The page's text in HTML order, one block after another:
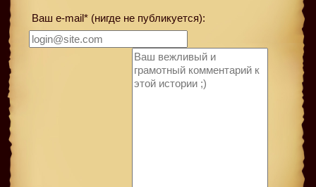
Ваш e-mail* (нигде не публикуется):